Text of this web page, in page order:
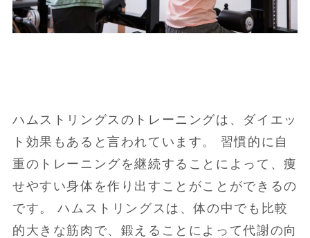
ハムストリングスのトレーニングは、ダイエッ
ト効果もあると言われています。 習慣的に自
重のトレーニングを継続することによって、痩
せやすい身体を作り出すことがことができるの
です。 ハムストリングスは、体の中でも比較
的大きな筋肉で、鍛えることによって代謝の向